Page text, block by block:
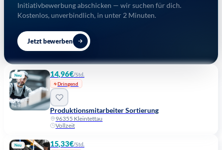
Initiativbewerbung abschicken — wir suchen für dich.
Kostenlos, unverbindlich, in unter 2 Minuten.
Jetzt bewerben
Neu 14,96€/Std.
Dringend
Produktionsmitarbeiter Sortierung
96355 Kleintettau
Vollzeit
Neu 15,33€/Std.